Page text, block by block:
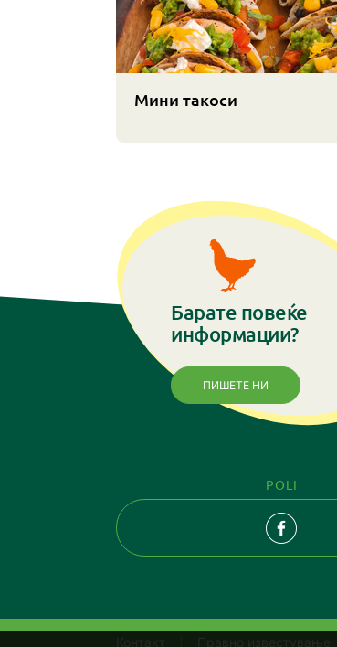
Мини такоси
Барате повеќе
информации?
ПИШЕТЕ НИ
POLI
Контакт Правно известување